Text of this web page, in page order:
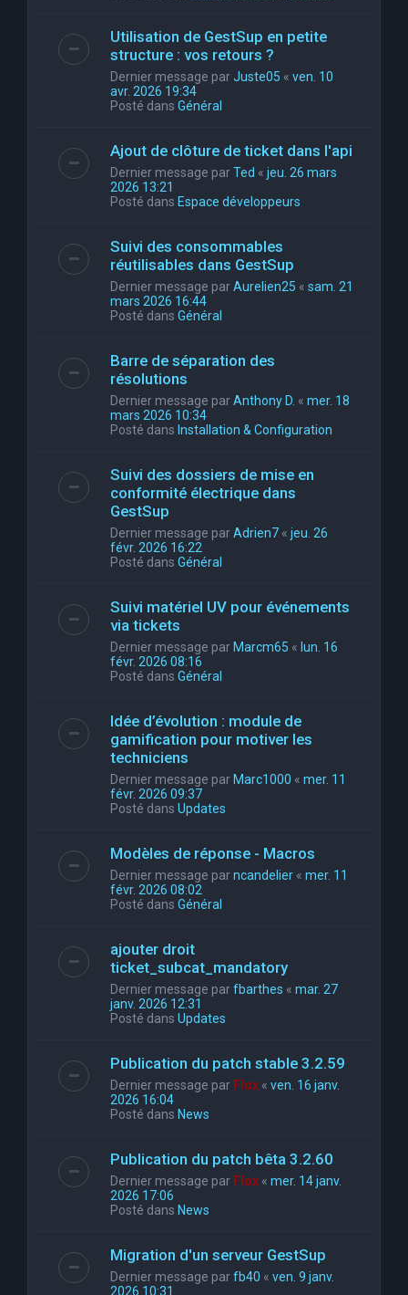
Utilisation de GestSup en petite
structure : vos retours ?
Dernier message parJuste05 « ven. 10
avr. 2026 19:34
Posté dans Général
Ajout de clôture de ticket dans l'api
Dernier message parTed « jeu. 26 mars
2026 13:21
Posté dans Espace développeurs
Suivi des consommables
réutilisables dans GestSup
Dernier message parAurelien25 « sam. 21
mars 2026 16:44
Posté dans Général
Barre de séparation des
résolutions
Dernier message parAnthony D. « mer. 18
mars 2026 10:34
Posté dans Installation & Configuration
Suivi des dossiers de mise en
conformité électrique dans
GestSup
Dernier message parAdrien7 « jeu. 26
févr. 2026 16:22
Posté dans Général
Suivi matériel UV pour événements
via tickets
Dernier message parMarcm65 « lun. 16
févr. 2026 08:16
Posté dans Général
Idée d’évolution : module de
gamification pour motiver les
techniciens
Dernier message parMarc1000 « mer. 11
févr. 2026 09:37
Posté dans Updates
Modèles de réponse - Macros
Dernier message parncandelier « mer. 11
févr. 2026 08:02
Posté dans Général
ajouter droit
ticket_subcat_mandatory
Dernier message parfbarthes « mar. 27
janv. 2026 12:31
Posté dans Updates
Publication du patch stable 3.2.59
Dernier message par Flox « ven. 16 janv.
2026 16:04
Posté dans News
Publication du patch bêta 3.2.60
Dernier message par Flox « mer. 14 janv.
2026 17:06
Posté dans News
Migration d'un serveur GestSup
Dernier message parfb40 « ven. 9 janv.
2026 10:31